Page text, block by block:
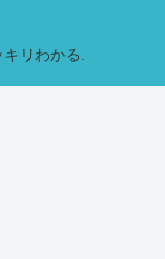
リわかる.